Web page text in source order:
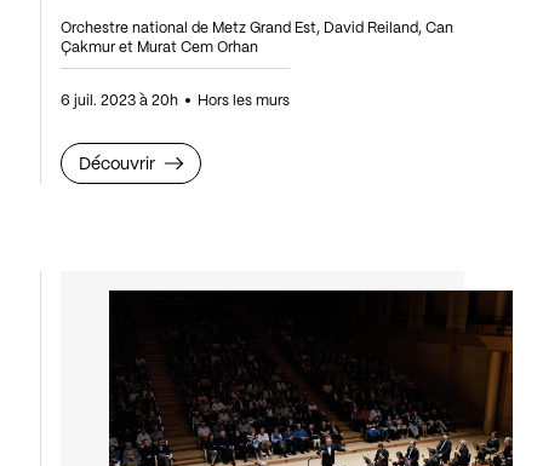
Orchestre national de Metz Grand Est, David Reiland, Can
Çakmur et Murat Cem Orhan
6 juil. 2023 à 20h Hors les murs
Découvrir